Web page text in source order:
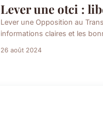
Lever une otci :
Lever une Opposition au
informations claires et les
26 août 2024